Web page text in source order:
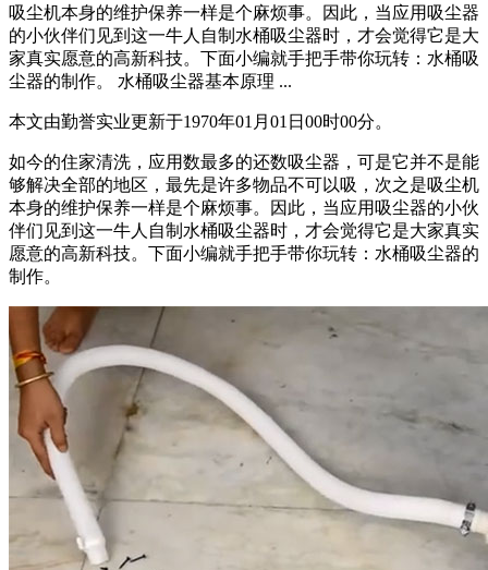
吸尘机本身的维护保养一样是个麻烦事。因此，当应用吸尘器
的小伙伴们见到这一牛人自制水桶吸尘器时，才会觉得它是大
家真实愿意的高新科技。下面小编就手把手带你玩转：水桶吸
尘器的制作。 水桶吸尘器基本原理 ...
本文由勤誉实业更新于1970年01月01日00时00分。
如今的住家清洗，应用数最多的还数吸尘器，可是它并不是能
够解决全部的地区，最先是许多物品不可以吸，次之是吸尘机
本身的维护保养一样是个麻烦事。因此，当应用吸尘器的小伙
伴们见到这一牛人自制水桶吸尘器时，才会觉得它是大家真实
愿意的高新科技。下面小编就手把手带你玩转：水桶吸尘器的
制作。